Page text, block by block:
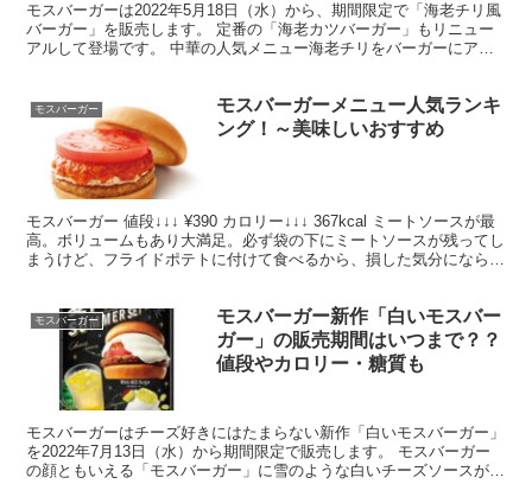
モスバーガーは2022年5月18日（水）から、期間限定で「海老チリ風
バーガー」を販売します。 定番の「海老カツバーガー」もリニュー
アルして登場です。 中華の人気メニュー海老チリをバーガーにアレ
モスバーガー
モスバーガーメニュー人気ランキ
ング！～美味しいおすすめ
モスバーガー 値段↓↓↓ ¥390 カロリー↓↓↓ 367kcal ミートソースが最
高。ボリュームもあり大満足。必ず袋の下にミートソースが残ってし
まうけど、フライドポテトに付けて食べるから、損した気分にならな
モスバーガー
モスバーガー新作「白いモスバー
ガー」の販売期間はいつまで？？
値段やカロリー・糖質も
モスバーガーはチーズ好きにはたまらない新作「白いモスバーガー」
を2022年7月13日（水）から期間限定で販売します。 モスバーガー
の顔ともいえる「モスバーガー」に雪のような白いチーズソースがた